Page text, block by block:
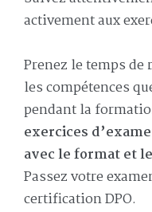
activement aux
Prenez le temps
les compétences
pendant la
exercices
avec le format et
Passez votre
certification DPO.